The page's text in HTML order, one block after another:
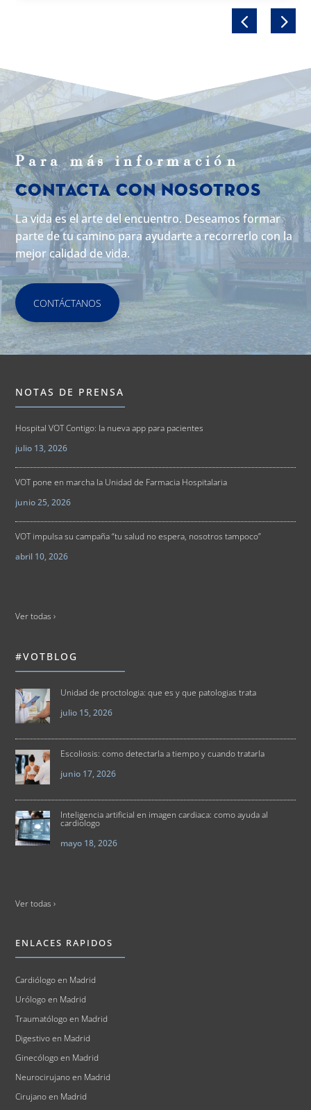
Para más información
Contacta con Nosotros
La vida es el arte del encuentro. Deseamos formar
parte de tu camino para ayudarte a recorrerlo con la
mejor calidad de vida.
CONTÁCTANOS
NOTAS DE PRENSA
Hospital VOT Contigo: la nueva app para pacientes
julio 13, 2026
VOT pone en marcha la Unidad de Farmacia Hospitalaria
junio 25, 2026
VOT impulsa su campaña “tu salud no espera, nosotros tampoco”
abril 10, 2026
Ver todas ›
#VOTBLOG
Unidad de proctologia: que es y que patologias trata
julio 15, 2026
Escoliosis: como detectarla a tiempo y cuando tratarla
junio 17, 2026
Inteligencia artificial en imagen cardiaca: como ayuda al
cardiologo
mayo 18, 2026
Ver todas ›
ENLACES RAPIDOS
Cardiólogo en Madrid
Urólogo en Madrid
Traumatólogo en Madrid
Digestivo en Madrid
Ginecólogo en Madrid
Neurocirujano en Madrid
Cirujano en Madrid